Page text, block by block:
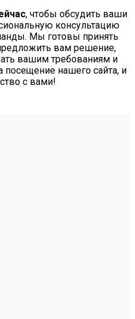
, чтобы обсудить ваши
консультацию
Мы готовы принять
вам решение,
вашим требованиям и
нашего сайта, и
с вами!